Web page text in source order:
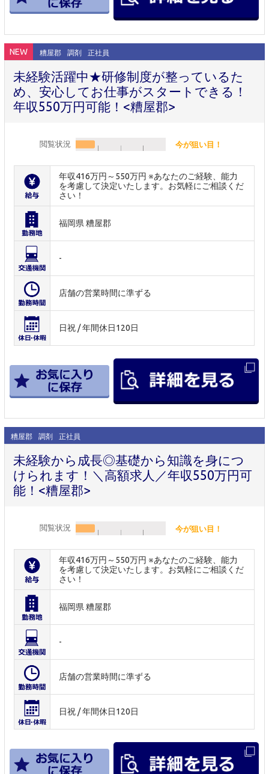
NEW 糟屋郡 調剤 正社員
未経験活躍中★研修制度が整っているた
め、安心してお仕事がスタートできる！
年収550万円可能！<糟屋郡>
閲覧状況 今が狙い目！
年収416万円～550万円 ※あなたのご経験、能力
を考慮して決定いたします。お気軽にご相談くだ
さい！
福岡県 糟屋郡
-
店舗の営業時間に準ずる
日祝 / 年間休日120日
糟屋郡 調剤 正社員
未経験から成長◎基礎から知識を身につ
けられます！＼高額求人／年収550万円可
能！<糟屋郡>
閲覧状況 今が狙い目！
年収416万円～550万円 ※あなたのご経験、能力
を考慮して決定いたします。お気軽にご相談くだ
さい！
福岡県 糟屋郡
-
店舗の営業時間に準ずる
日祝 / 年間休日120日